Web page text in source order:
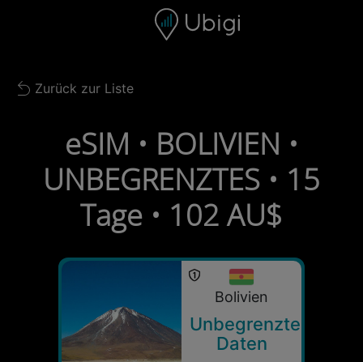
Navigationsleiste Fußzeile
Back to list
Zurück zur Liste
eSIM • BOLIVIEN •
UNBEGRENZTES • 15
Tage • 102 AU$
Bolivien
Unbegrenzte
Daten